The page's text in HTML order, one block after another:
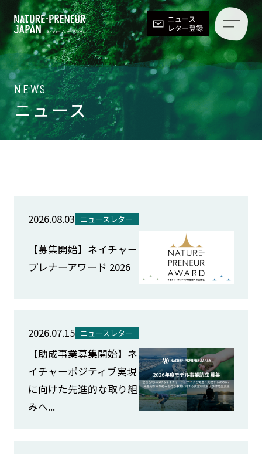
NEWS
ニュース
2026.08.03 ニュースレター
【募集開始】ネイチャー
プレナーアワード 2026
2026.07.15 ニュースレター
【助成事業募集開始】ネ
イチャーポジティブ実現
に向けた先進的な取り組
みへ...